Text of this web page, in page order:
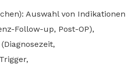
Auswahl von Indikationen
Follow-up, Post-OP),